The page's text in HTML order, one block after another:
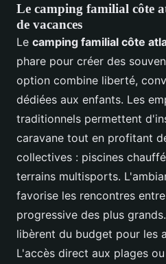
Le camping familial côte
de vacances
Le camping familial côte
phare pour créer des
option combine liberté,
dédiées aux enfants. Les
traditionnels permettent
caravane tout en profitant
collectives : piscines
terrains multisports.
favorise les rencontres
progressive des plus
libèrent du budget pour les
L'accès direct aux plages